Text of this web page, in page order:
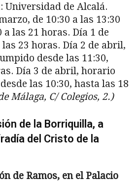
Universidad de Alcalá.
de 10:30 a las 13:30
a las 21 horas. Día 1 de
23 horas. Día 2 de abril,
desde las 11:30,
Día 3 de abril, horario
las 10:30, hasta las 18
Málaga, C/ Colegios, 2.)
de la Borriquilla, a
del Cristo de la
de Ramos, en el Palacio